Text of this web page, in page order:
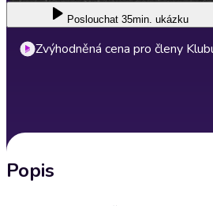
Poslouchat 35min. ukázku
Zvýhodněná cena pro členy
Popis